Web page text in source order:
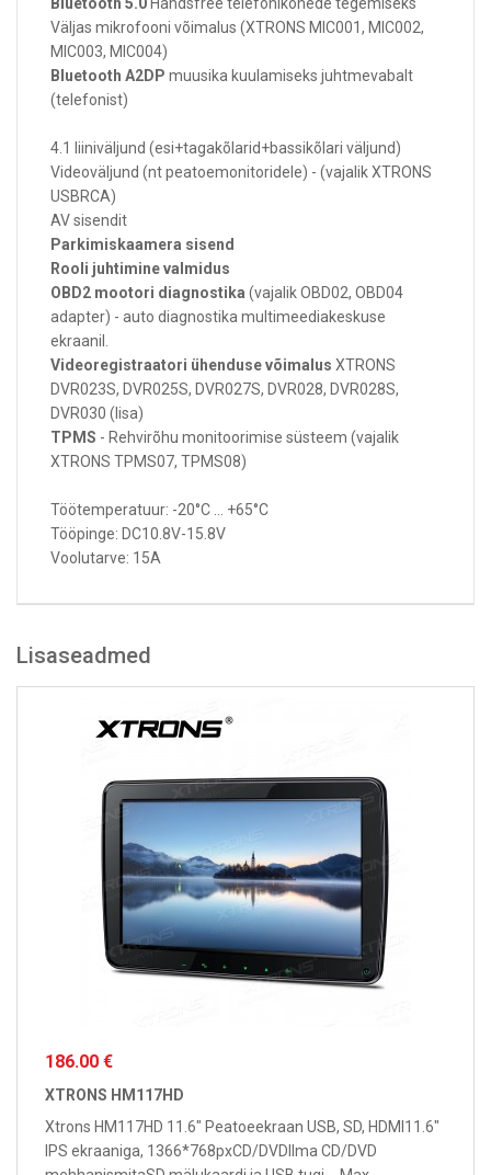
Väljas mikrofooni võimalus (XTRONS MIC001, MIC002,
MIC003, MIC004)
Bluetooth A2DP muusika kuulamiseks juhtmevabalt
(telefonist)
4.1 liiniväljund (esi+tagakõlarid+bassikõlari väljund)
Videoväljund (nt peatoemonitoridele) - (vajalik XTRONS
USBRCA)
AV sisendit
Parkimiskaamera sisend
Rooli juhtimine valmidus
OBD2 mootori diagnostika (vajalik OBD02, OBD04
adapter) - auto diagnostika multimeediakeskuse
ekraanil.
Videoregistraatori ühenduse võimalus XTRONS
DVR023S, DVR025S, DVR027S, DVR028, DVR028S,
DVR030 (lisa)
TPMS - Rehvirõhu monitoorimise süsteem (vajalik
XTRONS TPMS07, TPMS08)
Töötemperatuur: -20°C ... +65°C
Tööpinge: DC10.8V-15.8V
Voolutarve: 15A
Lisaseadmed
186.00 €
XTRONS HM117HD
Xtrons HM117HD 11.6" Peatoeekraan USB, SD, HDMI11.6"
IPS ekraaniga, 1366*768pxCD/DVDIlma CD/DVD